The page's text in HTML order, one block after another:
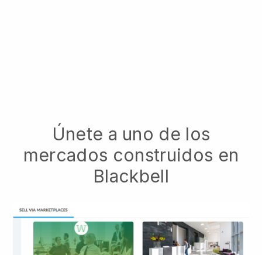
Únete a uno de los
mercados construidos en
Blackbell